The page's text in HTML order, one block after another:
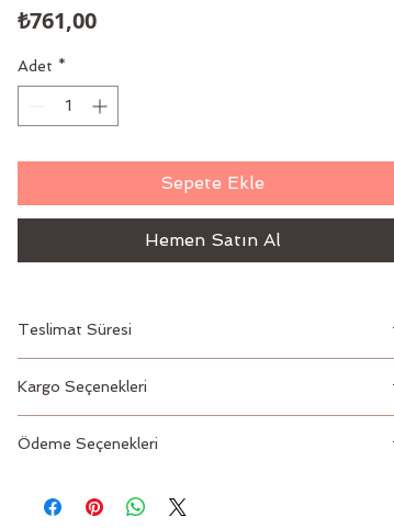
₺761,00Fiyat
Adet *
Sepete Ekle
Hemen Satın Al
Teslimat Süresi
Kargo Seçenekleri
Ödeme Seçenekleri